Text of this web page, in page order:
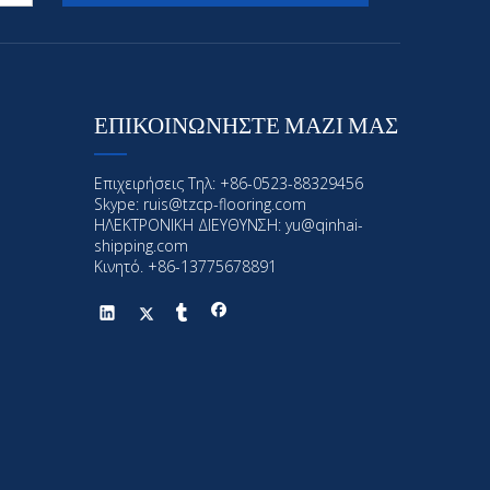
ΕΠΙΚΟΙΝΩΝΗΣΤΕ ΜΑΖΙ ΜΑΣ
Επιχειρήσεις Τηλ: +86-0523-88329456
Skype: ruis@tzcp-flooring.com
ΗΛΕΚΤΡΟΝΙΚΗ ΔΙΕΥΘΥΝΣΗ: yu@qinhai-
shipping.com
Κινητό. +86-13775678891